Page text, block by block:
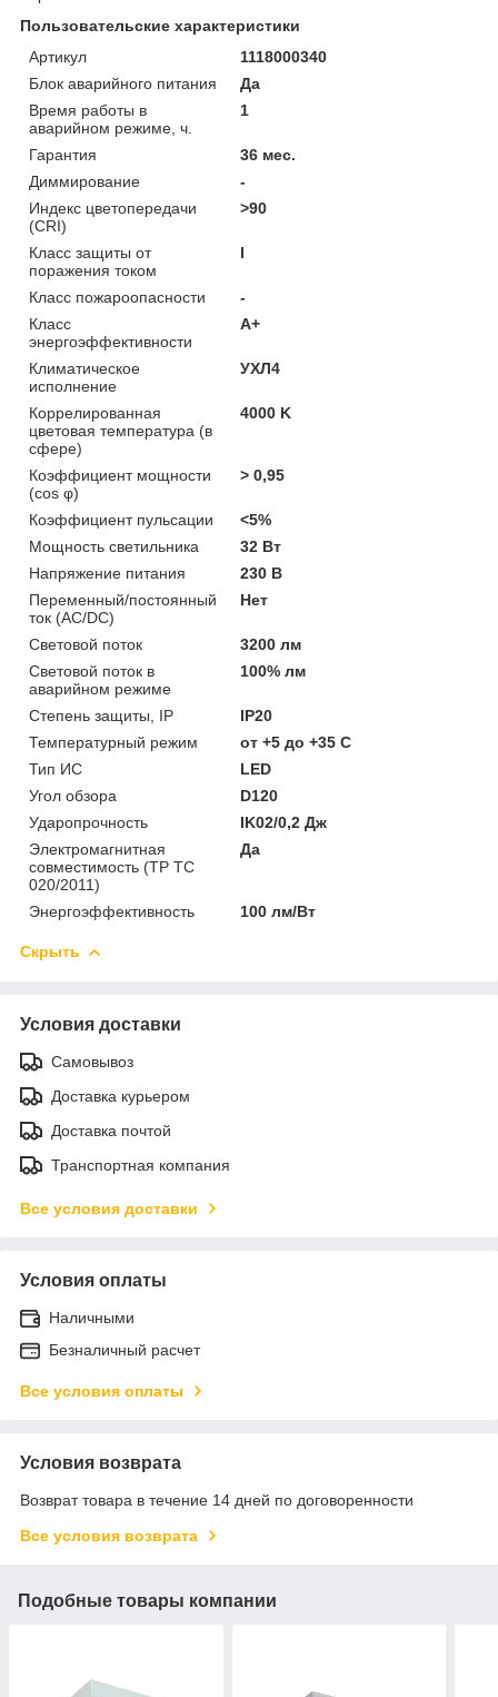
Пользовательские характеристики
Артикул
1118000340
Блок аварийного питания
Да
Время работы в
аварийном режиме, ч.
1
Гарантия
36 мес.
Диммирование
-
Индекс цветопередачи
(CRI)
>90
Класс защиты от
поражения током
I
Класс пожароопасности
-
Класс
энергоэффективности
A+
Климатическое
исполнение
УХЛ4
Коррелированная
цветовая температура (в
сфере)
4000 K
Коэффициент мощности
(cos φ)
> 0,95
Коэффициент пульсации
<5%
Мощность светильника
32 Вт
Напряжение питания
230 В
Переменный/постоянный
ток (AC/DC)
Нет
Световой поток
3200 лм
Световой поток в
аварийном режиме
100% лм
Степень защиты, IP
IP20
Температурный режим
от +5 до +35 C
Тип ИС
LED
Угол обзора
D120
Ударопрочность
IK02/0,2 Дж
Электромагнитная
совместимость (ТР ТС
020/2011)
Да
Энергоэффективность 100 лм/Вт
Скрыть
Условия доставки
Самовывоз
Доставка курьером
Доставка почтой
Транспортная компания
Все условия доставки
Условия оплаты
Наличными
Безналичный расчет
Все условия оплаты
Условия возврата
Возврат товара в течение 14 дней по договоренности
Все условия возврата
Подобные товары компании